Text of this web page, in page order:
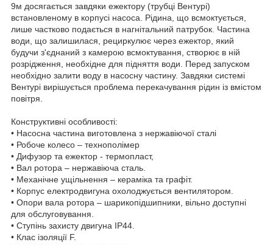
9м досягається завдяки ежектору (трубці Вентурі)
встановленому в корпусі насоса. Рідина, що всмоктується,
лише частково подається в нагнітальний патрубок. Частина
води, що залишилася, рециркулює через ежектор, який
будучи з'єднаний з камерою всмоктування, створює в ній
розрідження, необхідне для підняття води. Перед запуском
необхідно залити воду в насосну частину. Завдяки системі
Вентурі вирішується проблема перекачування рідин із вмістом
повітря.
Конструктивні особливості:
• Насосна частина виготовлена з нержавіючої сталі
• Робоче колесо – технополімер
• Дифузор та ежектор - термопласт,
• Вал ротора – нержавіюча сталь.
• Механічне ущільнення – кераміка та графіт.
• Корпус електродвигуна охолоджується вентилятором.
• Опори вала ротора – шарикопідшипники, вільно доступні
для обслуговування.
• Ступінь захисту двигуна IP44.
• Клас ізоляції F.